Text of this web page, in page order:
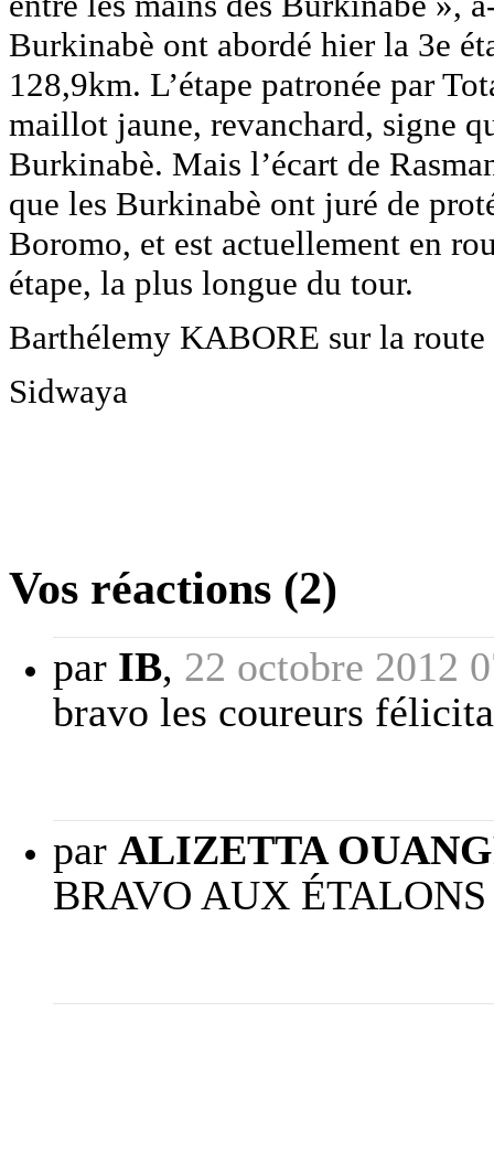
Burkinabè ont abordé hier la 3e
128,9km. L’étape patronée par
maillot jaune, revanchard, signe
Burkinabè. Mais l’écart de
que les Burkinabè ont juré de
Boromo, et est actuellement en
étape, la plus longue du tour.
Barthélemy KABORE sur la route
Sidwaya
Vos réactions (2)
par IB, 22 octobre 2012
bravo les coureurs
par ALIZETTA
BRAVO AUX